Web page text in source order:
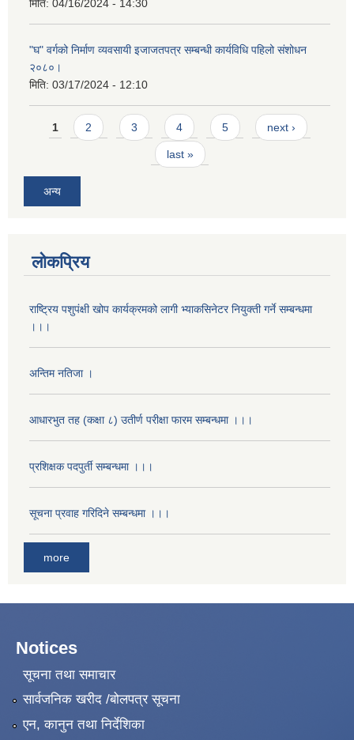
मिति: 04/16/2024 - 14:30
"घ" वर्गको निर्माण व्यवसायी इजाजतपत्र सम्बन्धी कार्यविधि पहिलो संशोधन
२०८०।
मिति: 03/17/2024 - 12:10
Pages
1 2 3 4 5 next ›
last »
अन्य
लोकप्रिय
राष्ट्रिय पशुपंक्षी खोप कार्यक्रमको लागी भ्याकसिनेटर नियुक्ती गर्ने सम्बन्धमा
।।।
अन्तिम नतिजा ।
आधारभुत तह (कक्षा ८) उतीर्ण परीक्षा फारम सम्बन्धमा ।।।
प्रशिक्षक पदपुर्ती सम्बन्धमा ।।।
सूचना प्रवाह गरिदिने सम्बन्धमा ।।।
more
Notices
सूचना तथा समाचार
सार्वजनिक खरीद /बोलपत्र सूचना
एन, कानुन तथा निर्देशिका